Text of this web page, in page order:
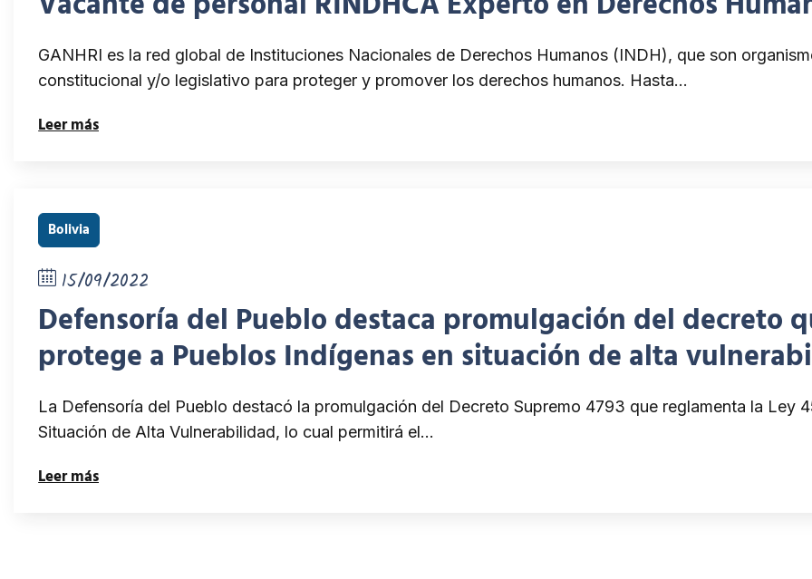
GANHRI es la red global de Instituciones Nacionales de Derechos Humanos (INDH), que son
constitucional y/o legislativo para proteger y promover los derechos humanos. Hasta…
Leer más
Bolivia
15/09/2022
Defensoría del Pueblo destaca promulgación del decreto
protege a Pueblos Indígenas en situación de alta
La Defensoría del Pueblo destacó la promulgación del Decreto Supremo 4793 que reglamenta la Ley
Situación de Alta Vulnerabilidad, lo cual permitirá el…
Leer más